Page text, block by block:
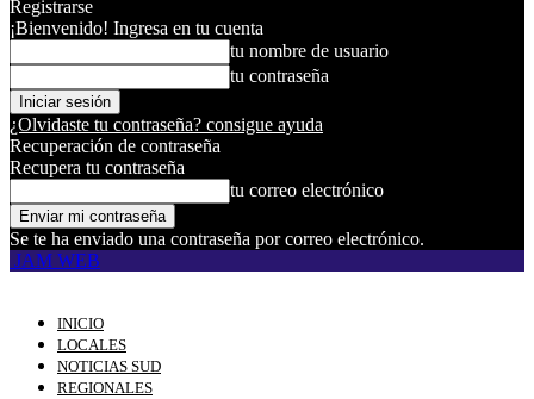
Registrarse
¡Bienvenido! Ingresa en tu cuenta
tu nombre de usuario
tu contraseña
¿Olvidaste tu contraseña? consigue ayuda
Recuperación de contraseña
Recupera tu contraseña
tu correo electrónico
Se te ha enviado una contraseña por correo electrónico.
JAM WEB
INICIO
LOCALES
NOTICIAS SUD
REGIONALES